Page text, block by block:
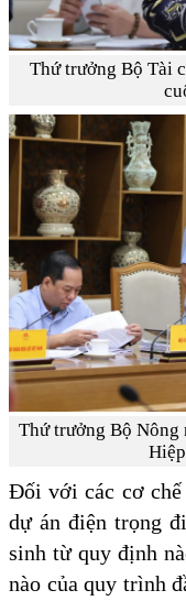
Thứ trưởng Bộ Tài
Thứ trưởng Bộ
Đối với các cơ chế
dự án điện trọng
sinh từ quy định
nào của quy trình